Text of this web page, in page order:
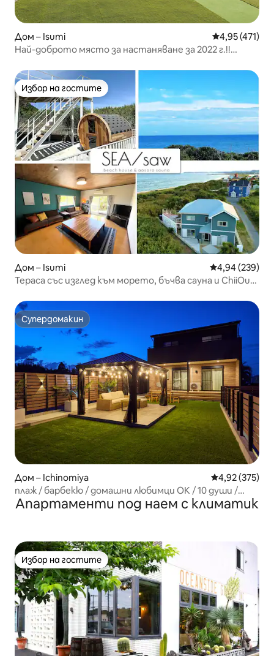
Дом – Isumi Средна
4,95 (471)
Най-доброто място за настаняване за 2022 г.!!️
с покрив, оборудвано място за барбекю!! Караоке!!
Лагерен огън
Избор на гостите
Избор на гостите
Дом – Isumi Средна
4,94 (239)
Тераса със изглед към морето, бъчва сауна и ChiiOut
на храна [Цялостно наемане на имота пред морето]
Супердомакин
Супердомакин
Дом – Ichinomiya Средна
4,92 (375)
плаж / барбекю / домашни любимци ОК / 10 души /
Морска градина
Апартаменти под наем с климатик
Избор на гостите
Избор на гостите